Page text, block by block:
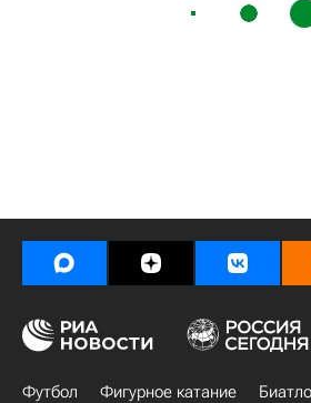
Футбол Фигурное катание